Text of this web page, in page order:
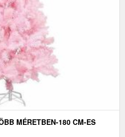
MÉRETBEN-180 CM-ES